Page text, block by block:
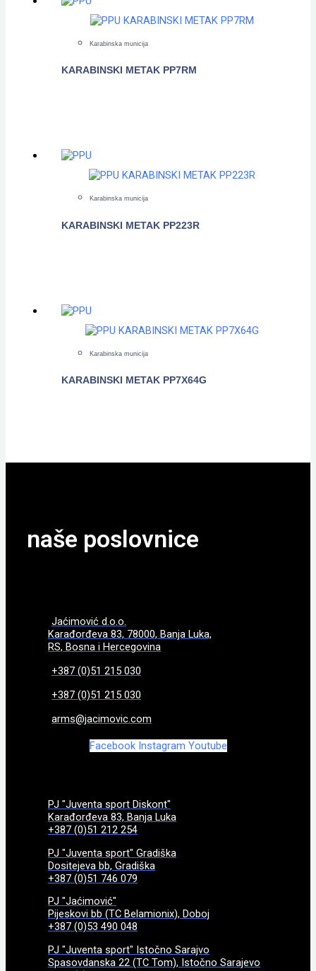
Karabinska municija
KARABINSKI METAK PP7RM
Karabinska municija
KARABINSKI METAK PP223R
Karabinska municija
KARABINSKI METAK PP7X64G
naše poslovnice
Jaćimović d.o.o.
Karađorđeva 83, 78000, Banja Luka,
RS, Bosna i Hercegovina
+387 (0)51 215 030
+387 (0)51 215 030
arms@jacimovic.com
Facebook Instagram Youtube
PJ "Juventa sport Diskont"
Karađorđeva 83, Banja Luka
+387 (0)51 212 254
PJ "Juventa sport" Gradiška
Dositejeva bb, Gradiška
+387 (0)51 746 079
PJ "Jaćimović"
Pijeskovi bb (TC Belamionix), Doboj
+387 (0)53 490 048
PJ "Juventa sport" Istočno Sarajvo
Spasovdanska 22 (TC Tom), Istočno Sarajevo